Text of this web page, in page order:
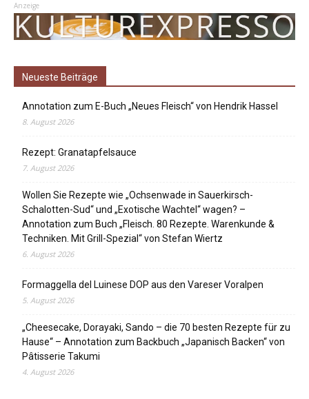
Anzeige
Neueste Beiträge
Annotation zum E-Buch „Neues Fleisch“ von Hendrik Hassel
8. August 2026
Rezept: Granatapfelsauce
7. August 2026
Wollen Sie Rezepte wie „Ochsenwade in Sauerkirsch-
Schalotten-Sud“ und „Exotische Wachtel“ wagen? –
Annotation zum Buch „Fleisch. 80 Rezepte. Warenkunde &
Techniken. Mit Grill-Spezial“ von Stefan Wiertz
6. August 2026
Formaggella del Luinese DOP aus den Vareser Voralpen
5. August 2026
„Cheesecake, Dorayaki, Sando – die 70 besten Rezepte für zu
Hause“ – Annotation zum Backbuch „Japanisch Backen“ von
Pâtisserie Takumi
4. August 2026